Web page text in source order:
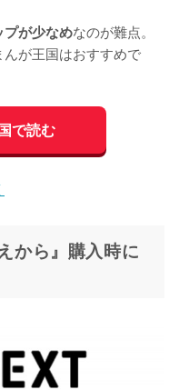
プが少なめなのが難点。
が王国はおすすめで
で読む
から』購入時に